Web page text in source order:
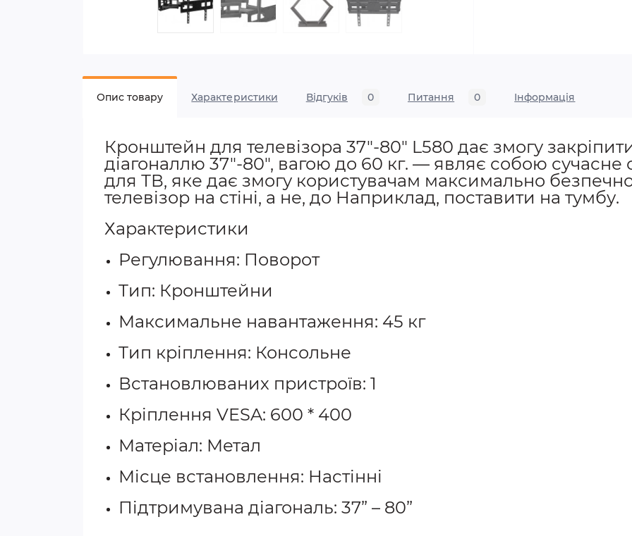
Опис товару Характеристики Відгуків 0 Питання 0 Iнформація
Кронштейн для телевізора 37"-80" L580 дає змогу
діагоналлю 37"-80", вагою до 60 кг. — являє собою сучасне
для ТВ, яке дає змогу користувачам максимально
телевізор на стіні, а не, до Наприклад, поставити на тумбу.
Характеристики
Регулювання: Поворот
Тип: Кронштейни
Максимальне навантаження: 45 кг
Тип кріплення: Консольне
Встановлюваних пристроїв: 1
Кріплення VESA: 600 * 400
Матеріал: Метал
Місце встановлення: Настінні
Підтримувана діагональ: 37” – 80”